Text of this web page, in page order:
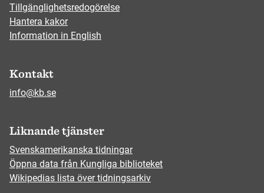
Tillgänglighetsredogörelse
Hantera kakor
Information in English
Kontakt
info@kb.se
Liknande tjänster
Svenskamerikanska tidningar
Öppna data från Kungliga biblioteket
Wikipedias lista över tidningsarkiv